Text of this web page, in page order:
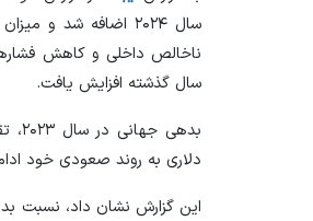
ناخالص داخلی و کاهش
سال گذشته افزایش یافت.
دلاری به روند صعودی خود